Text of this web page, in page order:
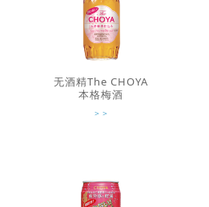
无酒精The CHOYA
本格梅酒